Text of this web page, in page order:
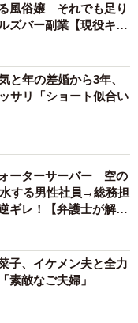
風俗嬢 それでも足り
ズバー副業【現役キャ
と年の差婚から3年、
サリ「ショート似合い
ーターサーバー 空の
する男性社員→総務担
ギレ！【弁護士が解
子、イケメン夫と全力
素敵なご夫婦」